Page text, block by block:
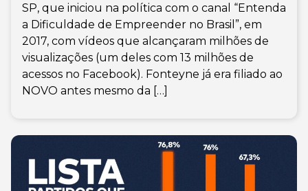
SP, que iniciou na política com o canal “Entenda
a Dificuldade de Empreender no Brasil”, em
2017, com vídeos que alcançaram milhões de
visualizações (um deles com 13 milhões de
acessos no Facebook). Fonteyne já era filiado ao
NOVO antes mesmo da […]